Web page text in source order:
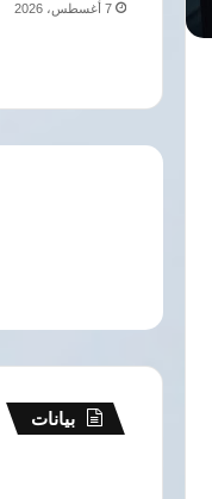
7 أغسطس، 2026
بيانات